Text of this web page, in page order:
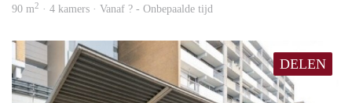
90 m2 · 4 kamers · Vanaf ? - Onbepaalde tijd
DELEN